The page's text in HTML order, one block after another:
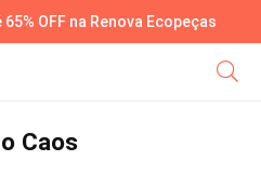
OFF na Renova Ecopeças
Caos